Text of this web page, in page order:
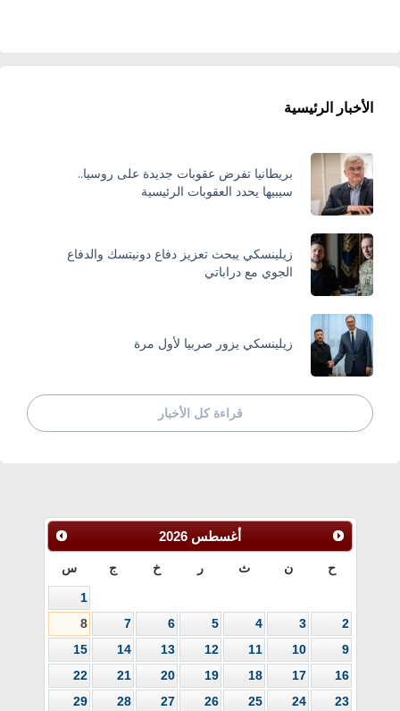
الأخبار الرئيسية
بريطانيا تفرض عقوبات جديدة على روسيا..
سيبيها يحدد العقوبات الرئيسية
زيلينسكي يبحث تعزيز دفاع دونيتسك والدفاع
الجوي مع دراباتي
زيلينسكي يزور صربيا لأول مرة
قراءة كل الأخبار
أغسطس 2026
ح ن ث ر خ ج س
1
2
3
4
5
6
7
8
9
10
11
12
13
14
15
16
17
18
19
20
21
22
23
24
25
26
27
28
29